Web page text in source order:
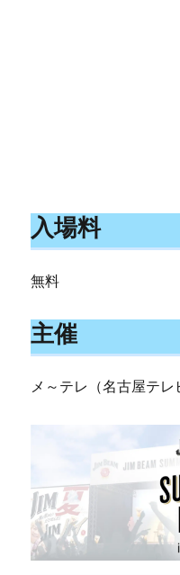
入場料
無料
主催
メ～テレ（名古屋テレ